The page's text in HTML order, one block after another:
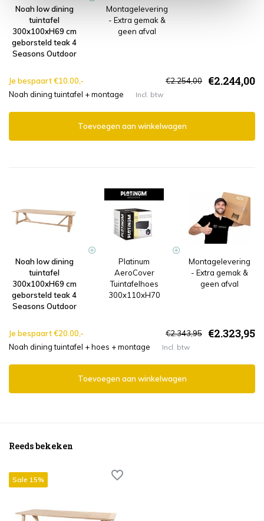
Noah low dining
tuintafel
300x100xH69 cm
geborsteld teak 4
Seasons Outdoor
Montagelevering
- Extra gemak &
geen afval
Je bespaart €10.00,- €2.254,00 €2.244,00
Noah dining tuintafel + montage Incl. btw
Toevoegen aan winkelwagen
Noah low dining
tuintafel
300x100xH69 cm
geborsteld teak 4
Seasons Outdoor
Platinum
AeroCover
Tuintafelhoes
300x110xH70
Montagelevering
- Extra gemak &
geen afval
Je bespaart €20.00,- €2.343,95 €2.323,95
Noah dining tuintafel + hoes + montage Incl. btw
Toevoegen aan winkelwagen
Reeds bekeken
Sale 15%